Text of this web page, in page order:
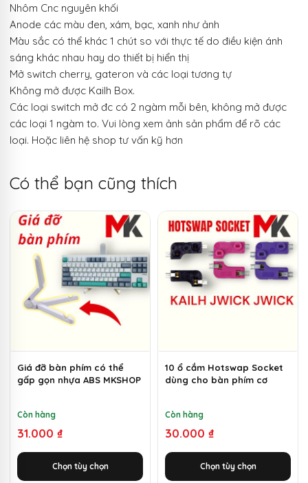
Nhôm Cnc nguyên khối
Anode các màu đen, xám, bạc, xanh như ảnh
Màu sắc có thể khác 1 chút so với thực tế do điều kiện ánh
sáng khác nhau hay do thiết bị hiển thị
Mở switch cherry, gateron và các loại tương tự
Không mở được Kailh Box.
Các loại switch mở đc có 2 ngàm mỗi bên, không mở được
các loại 1 ngàm to. Vui lòng xem ảnh sản phẩm để rõ các
loại. Hoặc liên hệ shop tư vấn kỹ hơn
Có thể bạn cũng thích
Giá đỡ bàn phím có thể
gấp gọn nhựa ABS MKSHOP
Còn hàng
31.000 ₫
Chọn tùy chọn
Sản
phẩm
biến
tùy
chọn
có
được
chọn
trên
10 ổ cắm Hotswap Socket
dùng cho bàn phím cơ
Còn hàng
30.000 ₫
Chọn tùy chọn
Sản
phẩm
này
nhiều
biến
tùy
chọn
có
được
chọn
trên